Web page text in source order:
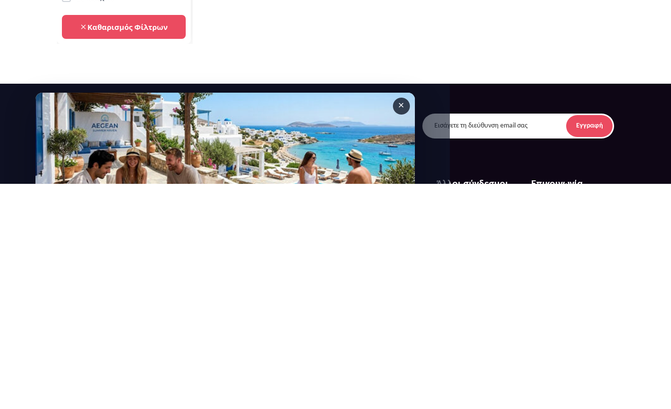
Καθαρισμός Φίλτρων
×
Εγγραφείτε στο newsletter μας
Μείνετε ενημερωμένοι με τις τελευταίες ειδήσεις, ανακοινώσεις και άρθρα.
Εγγραφή
Γρήγοροι
Κατηγορίες Άλλοι σύνδεσμοι Επικοινωνία